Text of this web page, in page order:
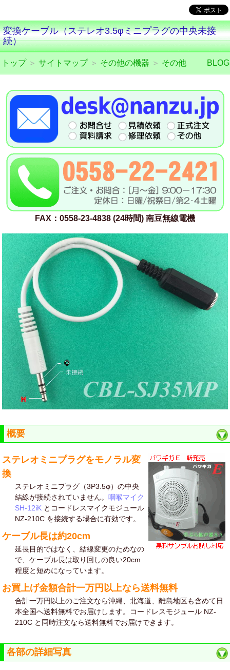
変換ケーブル（ステレオ3.5φミニプラグの中央未接
続）
トップ＞ サイトマップ＞ その他の機器 ＞ その他 BLOG
FAX：0558-23-4838 (24時間) 南豆無線電機
概要
ステレオミニプラグをモノラル変
換
ステレオミニプラグ（3P3.5φ）の中央
結線が接続されていません。咽喉マイク
SH-12iK とコードレスマイクモジュール
NZ-210C を接続する場合に有効です。
ケーブル長は約20cm
延長目的ではなく、結線変更のためなの
で、ケーブル長は取り回しの良い20cm
程度と短めになっています。
お買上げ金額合計一万円以上なら送料無料
合計一万円以上のご注文なら沖縄、北海道、離島地区も含めて日
本全国へ送料無料でお届けします。コードレスモジュール NZ-
210C と同時注文なら送料無料でお届けできます。
各部の詳細写真